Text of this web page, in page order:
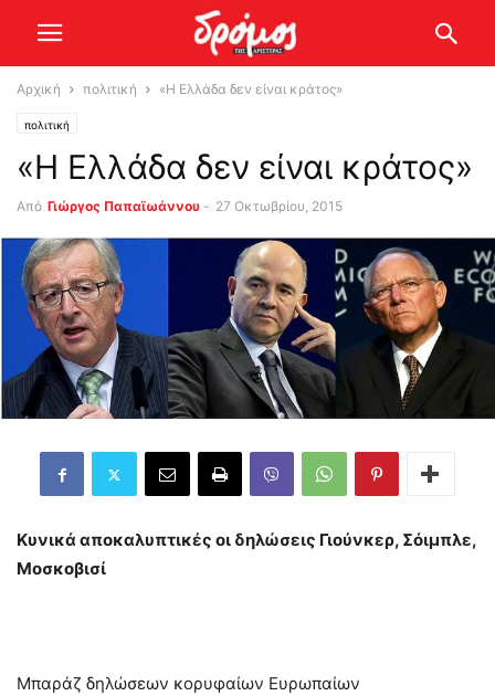
Αρχική πολιτική «Η Ελλάδα δεν είναι κράτος»
πολιτική
«Η Ελλάδα δεν είναι κράτος»
Από Γιώργος Παπαϊωάννου - 27 Οκτωβρίου, 2015
Κυνικά αποκαλυπτικές οι δηλώσεις Γιούνκερ, Σόιμπλε,
Μοσκοβισί
Μπαράζ δηλώσεων κορυφαίων Ευρωπαίων